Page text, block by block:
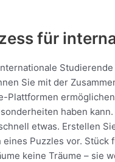
für
Sie mit der
haben
etwas. Erstellen
Puzzles vor.
keine Träume – sie